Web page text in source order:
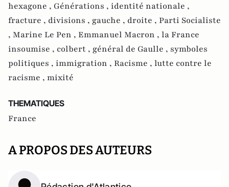
hexagone , Générations , identité nationale ,
fracture , divisions , gauche , droite , Parti Socialiste
, Marine Le Pen , Emmanuel Macron , la France
insoumise , colbert , général de Gaulle , symboles
politiques , immigration , Racisme , lutte contre le
racisme , mixité
THEMATIQUES
France
A PROPOS DES AUTEURS